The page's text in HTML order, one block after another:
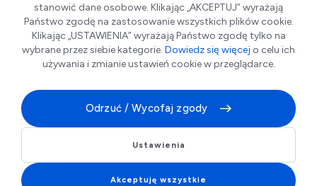
Bilet ulgowy* z rabatem za okazaniem imiennej
Legnickiej Karty Miejskiej.
stanowić dane osobowe. Klikając „AKCEPTUJ” wyrażają
Państwo zgodę na zastosowanie wszystkich plików cookie.
Klikając „USTAWIENIA” wyrażają Państwo zgodę tylko na
wybrane przez siebie kategorie. Dowiedz się więcej o celu ich
używania i zmianie ustawień cookie w przeglądarce.
Odrzuć / Wycofaj zgody
Ustawienia
Akceptuję wszystkie